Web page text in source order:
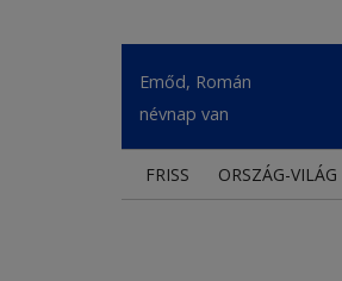
Emőd, Román
névnap van
FRISS ORSZÁG-VILÁG